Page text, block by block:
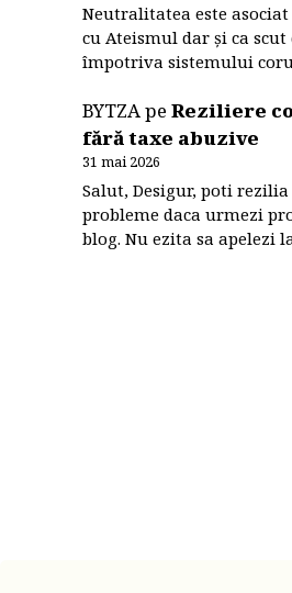
Neutralitatea este
cu Ateismul dar și ca scut
împotriva sistemului
BYTZA peReziliere
fără taxe abuzive
31 mai 2026
Salut, Desigur, poti
probleme daca urmezi
blog. Nu ezita sa apelezi